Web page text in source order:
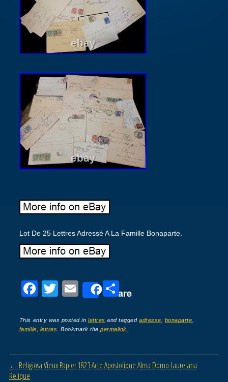
Lot De 25 Lettres Adressé A La Famille Bonaparte.
F
c
e
b
o
T
tt
er
E
ail
Share
P
ta
g
er
This entry was posted inlettres and taggedadresse bonaparte
famille
lettres . Bookmark thepermalink
Post navigation
← Religiosa Vieux Papier 1823 Acte Apostolique Alma Domo Lauretana
Relique